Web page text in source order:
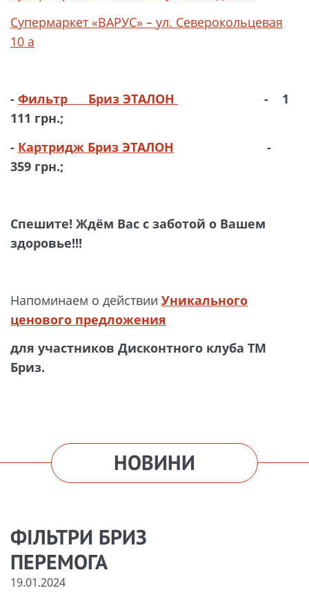
Супермаркет «ВАРУС» – ул. Северокольцевая
10 а
- Фильтр Бриз ЭТАЛОН
- 1
111 грн.;
- Картридж Бриз ЭТАЛОН -
359 грн.;
Спешите! Ждём Вас с заботой о Вашем
здоровье!!!
Напоминаем о действии Уникального
ценового предложения
для участников Дисконтного клуба ТМ
Бриз.
НОВИНИ
ФІЛЬТРИ БРИЗ
ПЕРЕМОГА
19.01.2024